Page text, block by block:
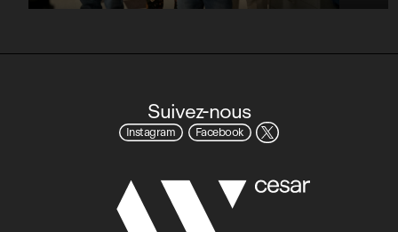
Suivez-nous
Instagram Facebook